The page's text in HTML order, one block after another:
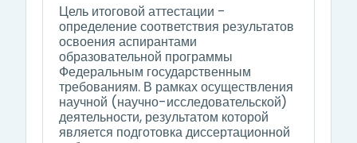
Цель итоговой аттестации -
определение соответствия результатов
освоения аспирантами
образовательной программы
Федеральным государственным
требованиям. В рамках осуществления
научной (научно-исследовательской)
деятельности, результатом которой
является подготовка диссертационной